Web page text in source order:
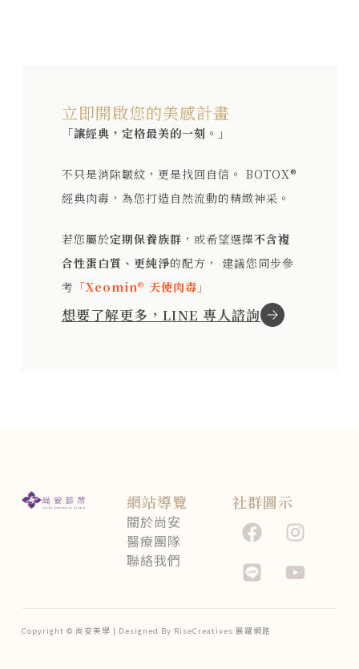
立即開啟您的美感計畫
「讓經典，定格最美的一刻。 」
不只是消除皺紋，更是找回自信。 BOTOX®
經典肉毒，為您打造自然流動的精緻神采。
若您屬於定期保養族群 ，或希望選擇不含複
合性蛋白質、更純淨的配方， 建議您同步參
考 「Xeomin® 天使肉毒 」
想要了解更多，LINE 專人諮詢
網站導覽
關於尚安
醫療團隊
聯絡我們
社群圖示
Copyright © 尚安美學 | Designed By RiseCreatives 展躍網路